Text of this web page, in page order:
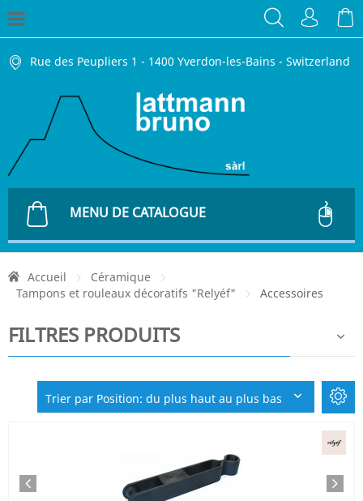
Rue des Peupliers 1 - 1400 Yverdon-les-Bains - Switzerland
MENU DE CATALOGUE
Accueil
Céramique
Tampons et rouleaux décoratifs "Relyéf"
Accessoires
FILTRES PRODUITS
Trier par Position: du plus haut au plus bas